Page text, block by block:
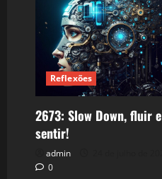
Reflexões
2673: Slow Down, fluir e
sentir!
admin
0